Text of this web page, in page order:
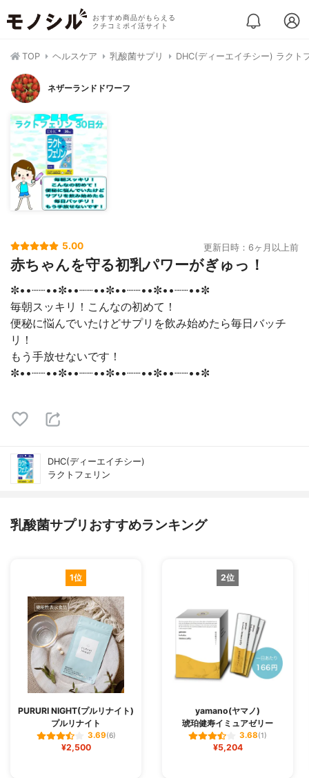
おすすめ商品がもらえる
クチコミポイ活サイト
TOP ヘルスケア 乳酸菌サプリ DHC(ディーエイチシー) ラクト
ネザーランドドワーフ
5.00 更新日時：6ヶ月以上前
赤ちゃんを守る初乳パワーがぎゅっ！
✼••┈┈••✼••┈┈••✼••┈┈••✼••┈┈••✼
毎朝スッキリ！こんなの初めて！
便秘に悩んでいたけどサプリを飲み始めたら毎日バッチ
リ！
もう手放せないです！
✼••┈┈••✼••┈┈••✼••┈┈••✼••┈┈••✼
DHC(ディーエイチシー)
ラクトフェリン
乳酸菌サプリおすすめランキング
1位
PURURI NIGHT(プルリナイト)
プルリナイト
3.69(6)
¥2,500
2位
yamano(ヤマノ)
琥珀健寿イミュアゼリー
3.68(1)
¥5,204